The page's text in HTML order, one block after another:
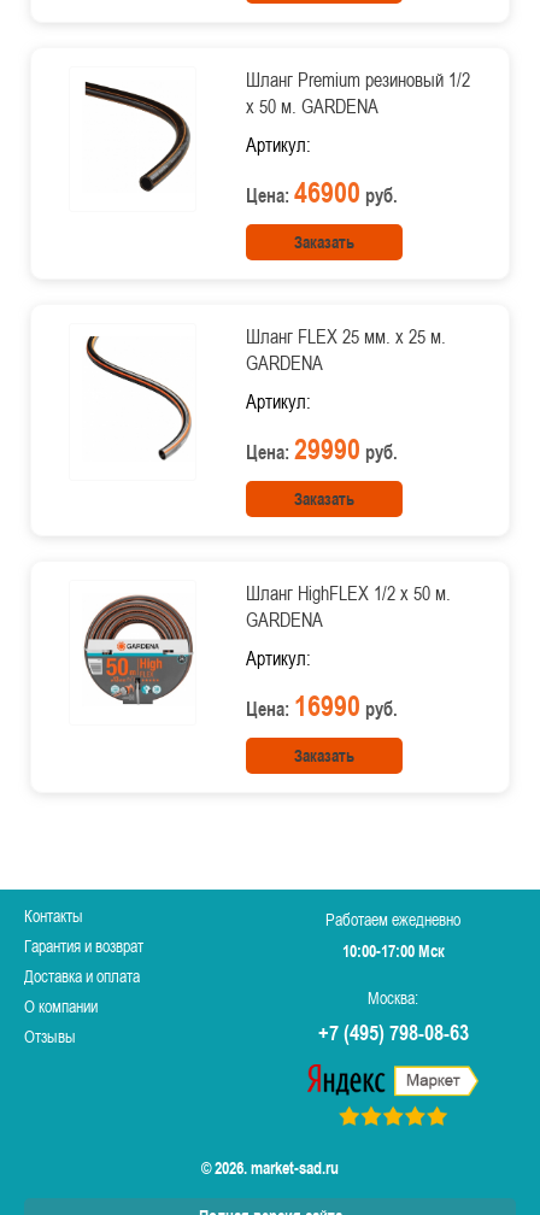
Шланг Premium резиновый 1/2
х 50 м. GARDENA
Артикул:
Цена: 46900 руб.
Заказать
Шланг FLEX 25 мм. х 25 м.
GARDENA
Артикул:
Цена: 29990 руб.
Заказать
Шланг HighFLEX 1/2 х 50 м.
GARDENA
Артикул:
Цена: 16990 руб.
Заказать
Контакты
Гарантия и возврат
Доставка и оплата
О компании
Отзывы
Работаем ежедневно
10:00-17:00 Мск
Москва:
+7 (495) 798-08-63
© 2026. market-sad.ru